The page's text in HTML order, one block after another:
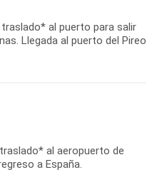
al puerto para salir
Llegada al puerto del Pireo
al aeropuerto de